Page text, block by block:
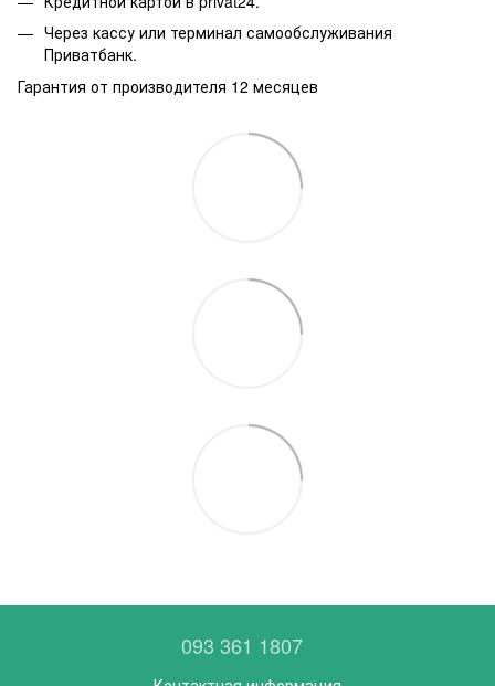
Через кассу или терминал самообслуживания
Приватбанк.
Гарантия от производителя 12 месяцев
093 361 1807